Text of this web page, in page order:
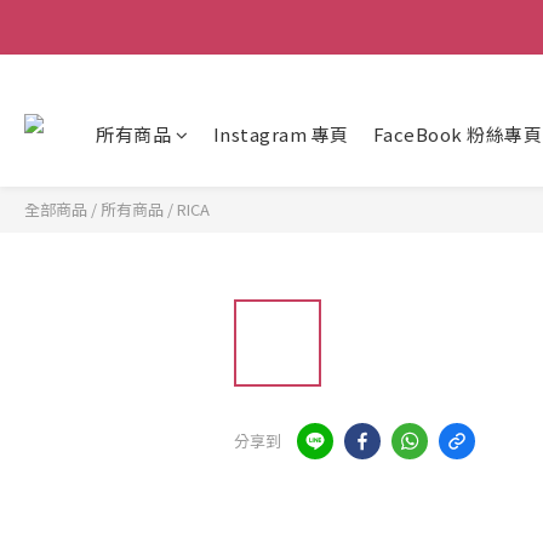
所有商品 Instagram 專頁 FaceBook 粉絲專頁
全部商品 / 所有商品 / RICA
分享到